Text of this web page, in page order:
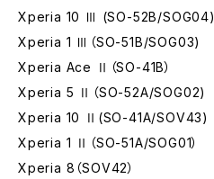
Xperia 10 Ⅲ (SO-52B/SOG04)
Xperia 1 Ⅲ（SO-51B/SOG03)
Xperia Ace Ⅱ（SO-41B）
Xperia 5 Ⅱ（SO-52A/SOG02)
Xperia 10 Ⅱ(SO-41A/SOV43)
Xperia 1 Ⅱ（SO-51A/SOG01）
Xperia 8（SOV42）